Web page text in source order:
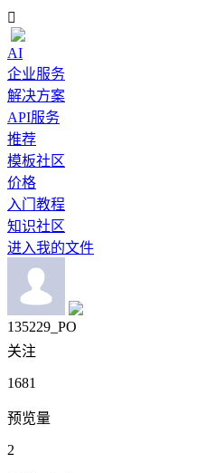

AI
企业服务
解决方案
API服务
推荐
模板社区
价格
入门教程
知识社区
进入我的文件
135229_PO
关注
1681
预览量
2